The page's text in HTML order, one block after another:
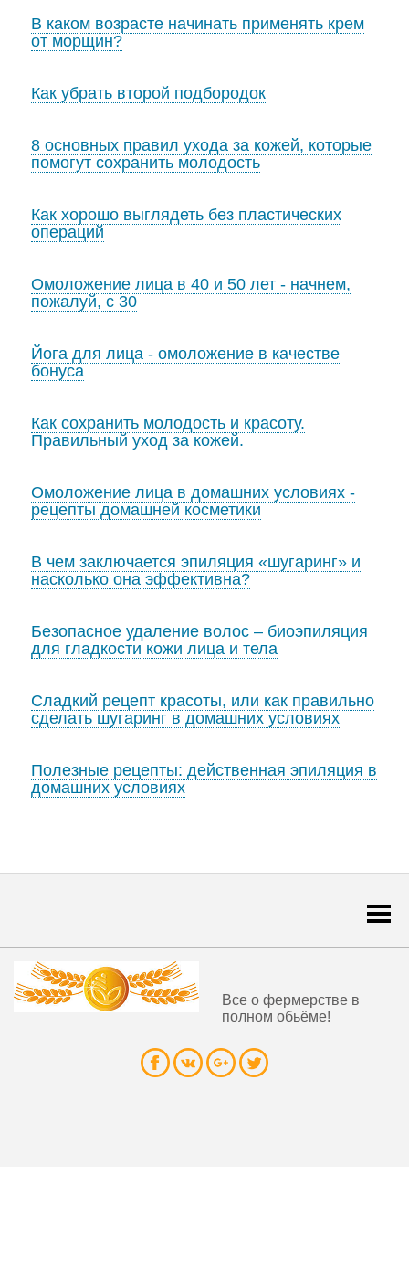
В каком возрасте начинать применять крем
от морщин?
Как убрать второй подбородок
8 основных правил ухода за кожей, которые
помогут сохранить молодость
Как хорошо выглядеть без пластических
операций
Омоложение лица в 40 и 50 лет - начнем,
пожалуй, с 30
Йога для лица - омоложение в качестве
бонуса
Как сохранить молодость и красоту.
Правильный уход за кожей.
Омоложение лица в домашних условиях -
рецепты домашней косметики
В чем заключается эпиляция «шугаринг» и
насколько она эффективна?
Безопасное удаление волос – биоэпиляция
для гладкости кожи лица и тела
Сладкий рецепт красоты, или как правильно
сделать шугаринг в домашних условиях
Полезные рецепты: действенная эпиляция в
домашних условиях
Все о фермерстве в
полном обьёме!